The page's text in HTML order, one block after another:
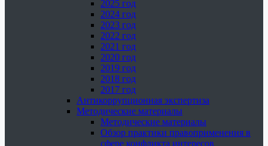
2025 год
2024 год
2023 год
2022 год
2021 год
2020 год
2019 год
2018 год
2017 год
Антикоррупционная экспертиза
Методические материалы
Методические материалы
Обзор практики правоприменения в
сфере конфликта интересов